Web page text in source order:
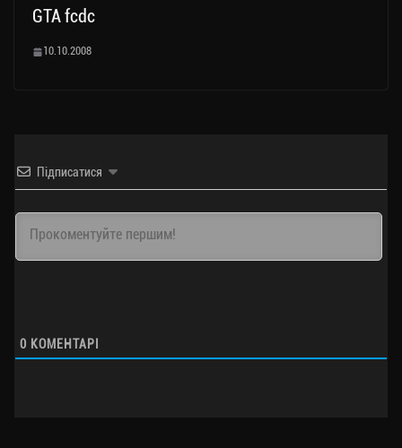
GTA fcdc
10.10.2008
Підписатися
0 КОМЕНТАРІ